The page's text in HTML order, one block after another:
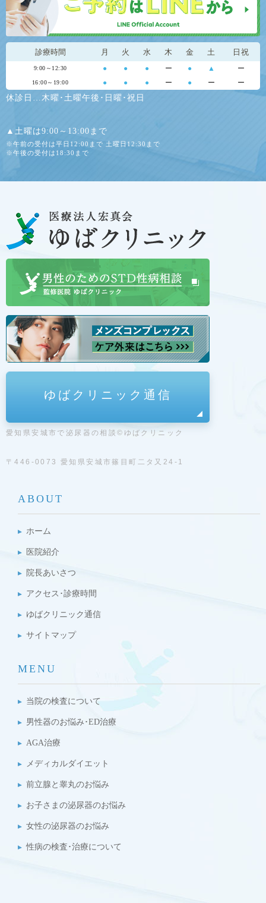
診療時間 月 火 水 木 金 土 日祝
9:00～12:30 ● ● ● ー ● ▲ ー
16:00～19:00 ● ● ● ー ● ー ー
休診日…木曜･土曜午後･日曜･祝日
▲土曜は9:00～13:00まで
※午前の受付は平日12:00まで 土曜日12:30まで
※午後の受付は18:30まで
ゆばクリニック通信
愛知県安城市で泌尿器の相談©ゆばクリニック
〒446-0073 愛知県安城市篠目町二タ又24-1
ABOUT
ホーム
医院紹介
院長あいさつ
アクセス･診療時間
ゆばクリニック通信
サイトマップ
MENU
当院の検査について
男性器のお悩み･ED治療
AGA治療
メディカルダイエット
前立腺と睾丸のお悩み
お子さまの泌尿器のお悩み
女性の泌尿器のお悩み
性病の検査･治療について